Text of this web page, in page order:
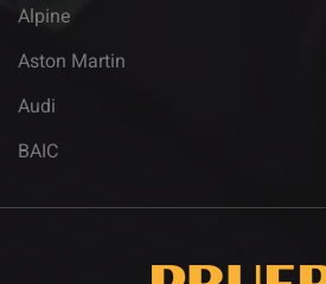
Alpine
Aston Martin
Audi
BAIC